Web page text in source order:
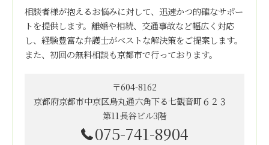
相談者様が抱えるお悩みに対して、迅速かつ的確なサポー
トを提供します。離婚や相続、交通事故など幅広く対応
し、経験豊富な弁護士がベストな解決策をご提案します。
また、初回の無料相談も京都市で行っております。
〒604-8162
京都府京都市中京区烏丸通六角下る七観音町６２３
第11長谷ビル3階
075-741-8904